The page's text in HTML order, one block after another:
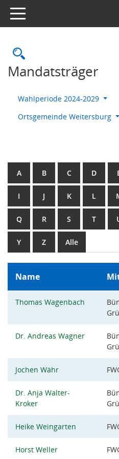
Toggle navigation
Mandatsträger
Wahlperiode 2024-2029
Ortsgemeinde Weitersburg
A B C D
I J K L
Q R S T
Y Z Alle
Name
Thomas Wagenbach
Dr. Andreas Wagner
Jochen Währ
Dr. Anja Walter-
Kroker
Heike Weingarten
Horst Weller